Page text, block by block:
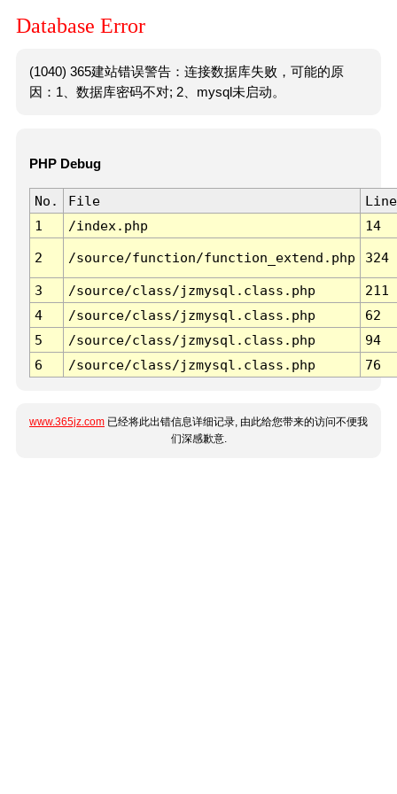
Database Error
(1040) 365建站错误警告：连接数据库失败，可能的原
因：1、数据库密码不对; 2、mysql未启动。
PHP Debug
No. File
Line
1
/index.php 14
2 /source/function/function_extend.php 324
3 /source/class/jzmysql.class.php
211
4
/source/class/jzmysql.class.php
62
5
/source/class/jzmysql.class.php
94
6
/source/class/jzmysql.class.php 76
www.365jz.com 已经将此出错信息详细记录, 由此给您带来的访问不便我
们深感歉意.